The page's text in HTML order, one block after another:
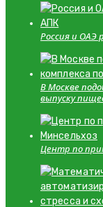
Россия и ОАЭ
В Москве
выпуску
Центр по